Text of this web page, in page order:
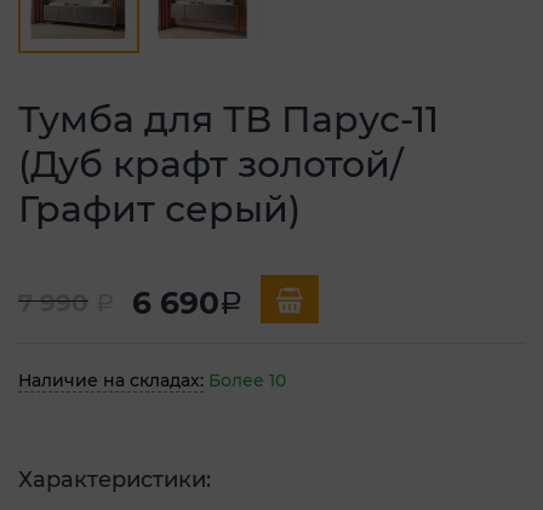
Тумба для ТВ Парус-11
(Дуб крафт золотой/
Графит серый)
7 990 6 690a
Наличие на складах: Более 10
Характеристики: